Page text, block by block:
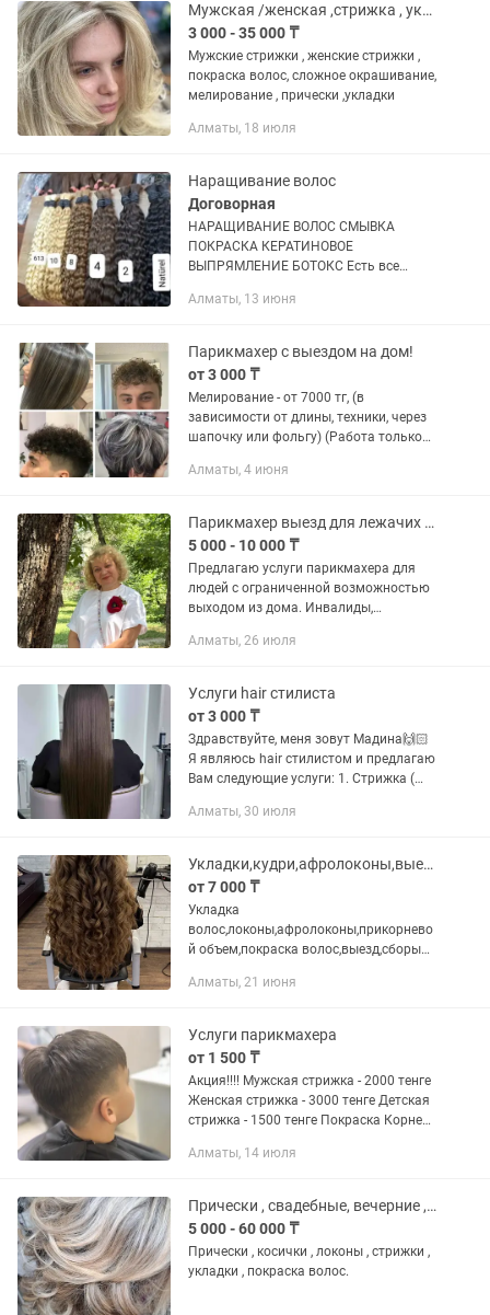
Мужская /женская ,стрижка , укладки , прически, мелирование волос, покраска
3 000 - 35 000 ₸
Мужские стрижки , женские стрижки ,
покраска волос, сложное окрашивание,
мелирование , прически ,укладки
Алматы, 18 июля
Наращивание волос
Договорная
НАРАЩИВАНИЕ ВОЛОС СМЫВКА
ПОКРАСКА КЕРАТИНОВОЕ
ВЫПРЯМЛЕНИЕ БОТОКС Есть все
русого цвета, блонд, омбре, также есть
СЛАВЯНСКИЕ! Есть услуга...
Алматы, 13 июня
Парикмахер с выездом на дом!
от 3 000 ₸
Мелирование - от 7000 тг, (в
зависимости от длины, техники, через
шапочку или фольгу) (Работа только
волос от 5000 тг БИО завивка - от 8000
Алматы, 4 июня
Парикмахер выезд для лежачих больных, инвалидов и пенсионеров.
5 000 - 10 000 ₸
Предлагаю услуги парикмахера для
людей с ограниченной возможностью
выходом из дома. Инвалиды,
Стрижка, хим. завивка, покраска волос,
Алматы, 26 июля
Услуги hair стилиста
от 3 000 ₸
Здравствуйте, меня зовут Мадина🙌🏻
Я являюсь hair стилистом и предлагаю
Вам следующие услуги: 1. Стрижка (
классическое) 2. Покраска волос в
Алматы, 30 июля
Укладки,кудри,афролоконы,выезд
от 7 000 ₸
Укладка
волос,локоны,афролоконы,прикорнево
й объем,покраска волос,выезд,сборы
Алматы, 21 июня
Услуги парикмахера
от 1 500 ₸
Акция!!!! Мужская стрижка - 2000 тенге
Женская стрижка - 3000 тенге Детская
стрижка - 1500 тенге Покраска Корней -
волос в один тон - 6000 тенге
Алматы, 14 июля
Прически , свадебные, вечерние , романтические !!! Локоны. плетения косиче
5 000 - 60 000 ₸
Прически , косички , локоны , стрижки ,
укладки , покраска волос.